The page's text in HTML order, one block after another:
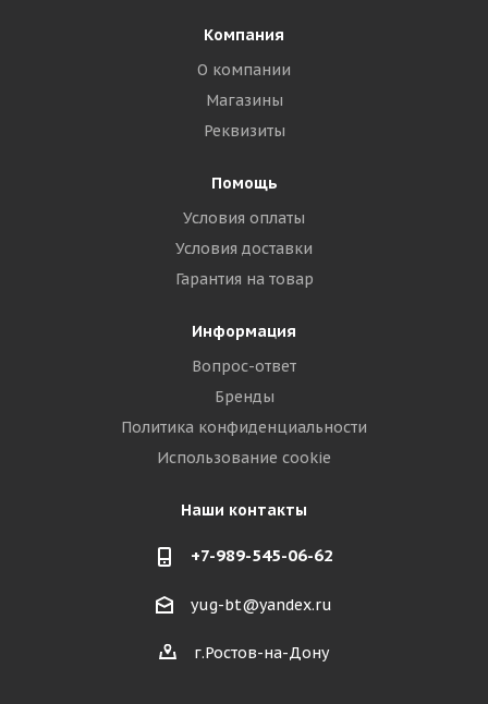
Компания
О компании
Магазины
Реквизиты
Помощь
Условия оплаты
Условия доставки
Гарантия на товар
Информация
Вопрос-ответ
Бренды
Политика конфиденциальности
Использование cookie
Наши контакты
+7-989-545-06-62
yug-bt@yandex.ru
г.Ростов-на-Дону